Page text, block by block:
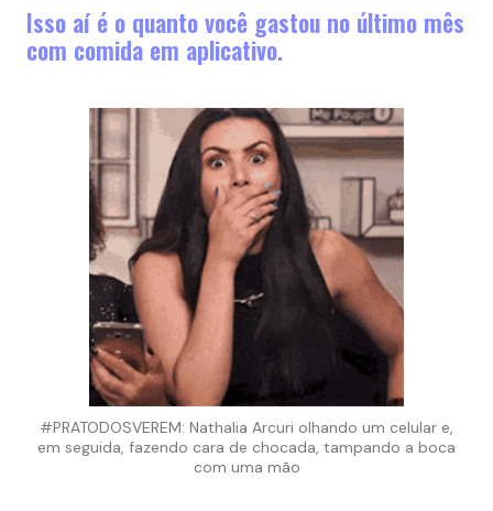
Isso aí é o quanto você gastou no último mês
com comida em aplicativo.
#PRATODOSVEREM: Nathalia Arcuri olhando um celular e,
em seguida, fazendo cara de chocada, tampando a boca
com uma mão